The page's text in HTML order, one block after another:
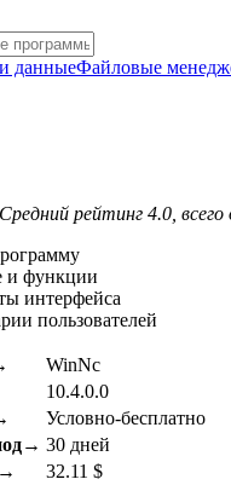
данныеФайловые
Средний рейтинг 4.0,
и функции
интерфейса
пользователей
WinNc
10.4.0.0
Условно-бесплатно
30 дней
32.11 $